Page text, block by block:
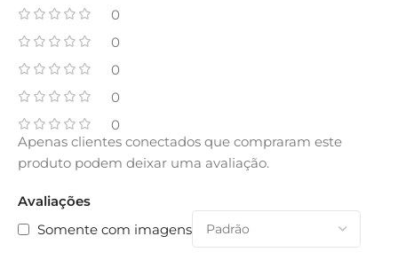
0
0
0
0
0
Avaliações
Somente com imagens
Apenas clientes conectados que compraram este
produto podem deixar uma avaliação.